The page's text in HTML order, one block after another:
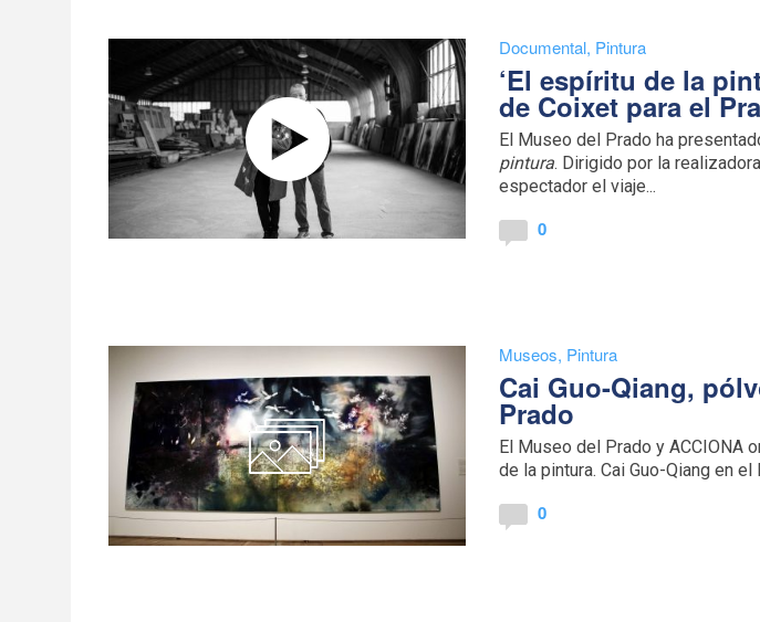
Documental, Pintura
‘El espíritu de la
de Coixet para el
El Museo del Prado ha
pintura. Dirigido por la
espectador el viaje...
0
Museos, Pintura
Cai Guo-Qiang,
Prado
El Museo del Prado y ACCIONA
de la pintura. Cai Guo-Qiang en
0